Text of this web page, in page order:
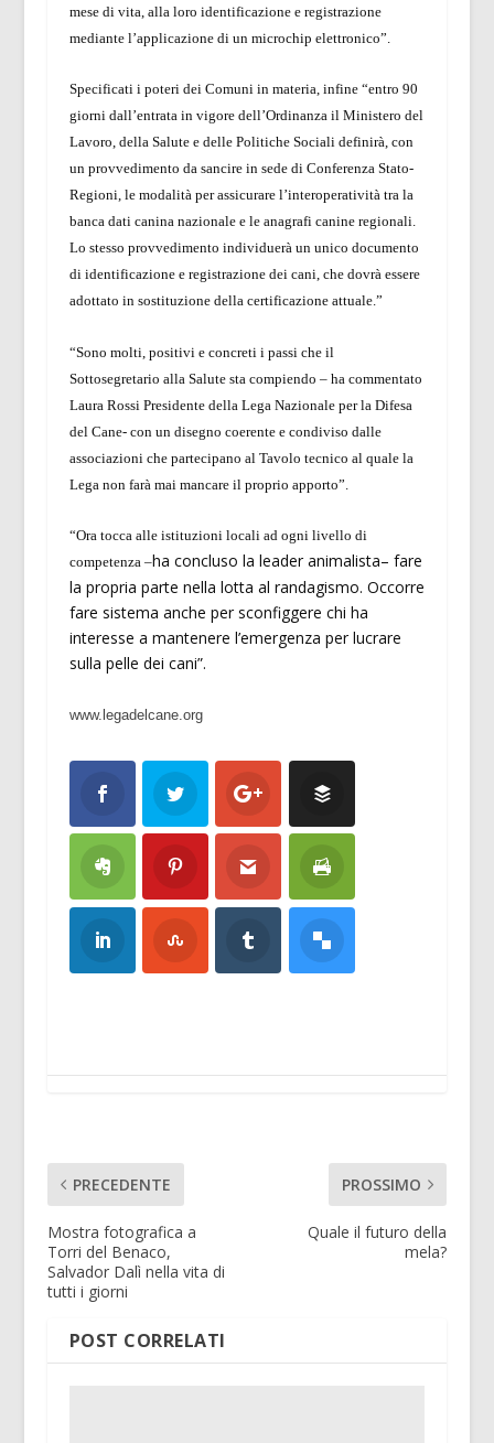
mese di vita, alla loro identificazione e registrazione
mediante l’applicazione di un microchip elettronico”.
Specificati i poteri dei Comuni in materia, infine “entro 90
giorni dall’entrata in vigore dell’Ordinanza il Ministero del
Lavoro, della Salute e delle Politiche Sociali definirà, con
un provvedimento da sancire in sede di Conferenza Stato-
Regioni, le modalità per assicurare l’interoperatività tra la
banca dati canina nazionale e le anagrafi canine regionali.
Lo stesso provvedimento individuerà un unico documento
di identificazione e registrazione dei cani, che dovrà essere
adottato in sostituzione della certificazione attuale.”
“Sono molti, positivi e concreti i passi che il
Sottosegretario alla Salute sta compiendo – ha commentato
Laura Rossi Presidente della Lega Nazionale per la Difesa
del Cane-con un disegno coerente e condiviso dalle
associazioni che partecipano al Tavolo tecnico al quale la
Lega non farà mai mancare il proprio apporto”.
“Ora tocca alle istituzioni locali ad ogni livello di
competenza –ha concluso la leader animalista– fare
la propria parte nella lotta al randagismo. Occorre
fare sistema anche per sconfiggere chi ha
interesse a mantenere l’emergenza per lucrare
sulla pelle dei cani”.
www.legadelcane.org
PRECEDENTE
Mostra fotografica a
Torri del Benaco,
Salvador Dalì nella vita di
tutti i giorni
PROSSIMO
Quale il futuro della
mela?
POST CORRELATI